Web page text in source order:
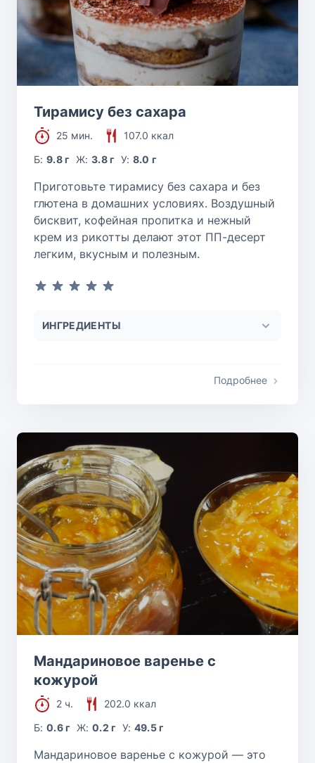
Тирамису без сахара
25 мин.
107.0 ккал
Б:9.8 г Ж: 3.8 г У: 8.0 г
Приготовьте тирамису без сахара и без
глютена в домашних условиях. Воздушный
бисквит, кофейная пропитка и нежный
крем из рикотты делают этот ПП-десерт
легким, вкусным и полезным.
ИНГРЕДИЕНТЫ
Подробнее
Мандариновое варенье с
кожурой
2 ч.
202.0 ккал
Б:0.6 г Ж: 0.2 г У: 49.5 г
Мандариновое варенье с кожурой — это